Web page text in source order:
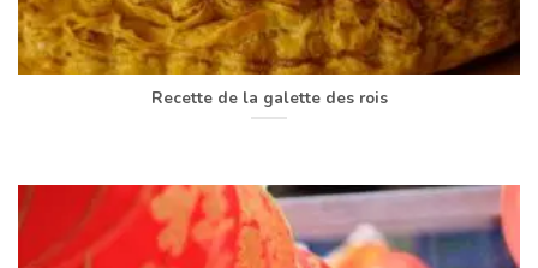
Recette de la galette des rois